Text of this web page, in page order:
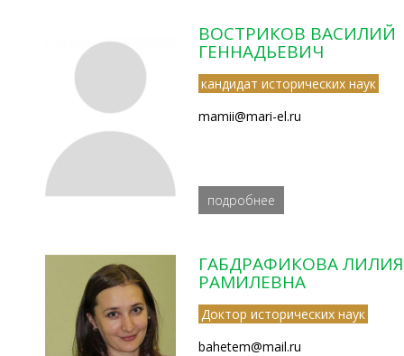
ВОСТРИКОВ ВАСИЛИЙ
ГЕННАДЬЕВИЧ
кандидат исторических наук
mamii@mari-el.ru
подробнее
ГАБДРАФИКОВА ЛИЛИЯ
РАМИЛЕВНА
Доктор исторических наук
bahetem@mail.ru